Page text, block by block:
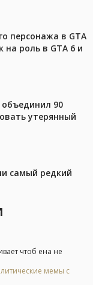
персонажа в GTA
на роль в GTA 6 и
объединил 90
утерянный
самый редкий
чтоб ена не
мемы с